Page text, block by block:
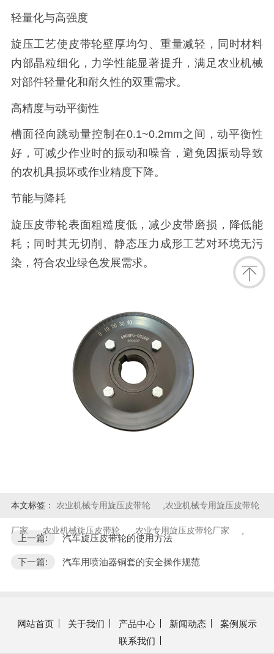
轻量化与高强度
旋压工艺使皮带轮壁厚均匀、重量减轻，同时材料
内部晶粒细化，力学性能显著提升，满足农业机械
对部件轻量化和耐久性的双重需求。
高精度与动平衡性
槽面径向跳动量控制在0.1~0.2mm之间，动平衡性
好，可减少作业时的振动和噪音，避免因振动导致
的农机具损坏或作业精度下降。
节能与降耗
旋压皮带轮表面粗糙度低，减少皮带磨损，降低能
耗；同时其无切削、静态压力成形工艺对环境无污
染，符合农业绿色发展需求。
本文标签： 农业机械专用旋压皮带轮 农业机械专用旋压皮带轮
厂家 ,农业机械旋压皮带轮 农业专用旋压皮带轮厂家
上一篇: 汽车旋压皮带轮的使用方法
下一篇: 汽车用喷油器铜套的安全操作规范
网站首页 关于我们 产品中心 新闻动态
案例展示
联系我们